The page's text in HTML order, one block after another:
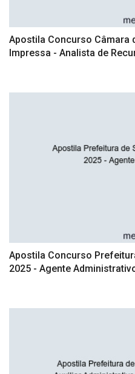
Apostila Concurso Câmara
Impressa - Analista de
Apostila Concurso
2025 - Agente